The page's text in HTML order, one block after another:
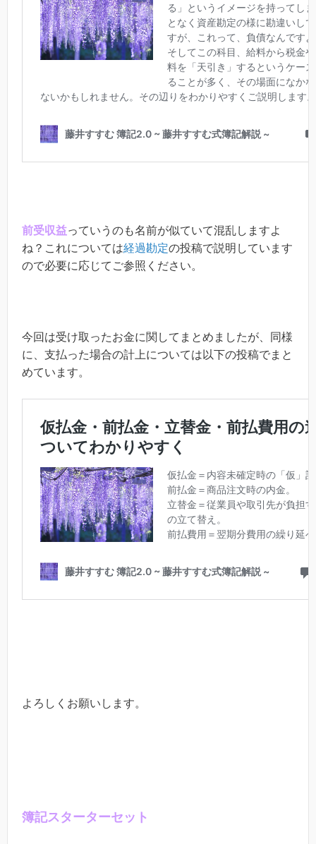
前受収益っていうのも名前が似ていて混乱しますよ
ね？これについては経過勘定の投稿で説明しています
ので必要に応じてご参照ください。
今回は受け取ったお金に関してまとめましたが、同様
に、支払った場合の計上については以下の投稿でまと
めています。
よろしくお願いします。
簿記スターターセット